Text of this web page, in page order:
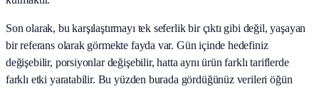
Son olarak, bu karşılaştırmayı tek seferlik bir çıktı gibi değil, yaşayan
bir referans olarak görmekte fayda var. Gün içinde hedefiniz
değişebilir, porsiyonlar değişebilir, hatta aynı ürün farklı tariflerde
farklı etki yaratabilir. Bu yüzden burada gördüğünüz verileri öğün